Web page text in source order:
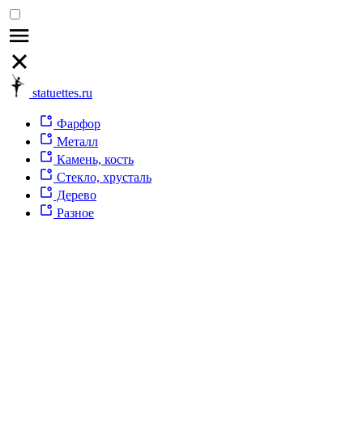
statuettes.ru
Фарфор
Металл
Камень, кость
Стекло, хрусталь
Дерево
Разное